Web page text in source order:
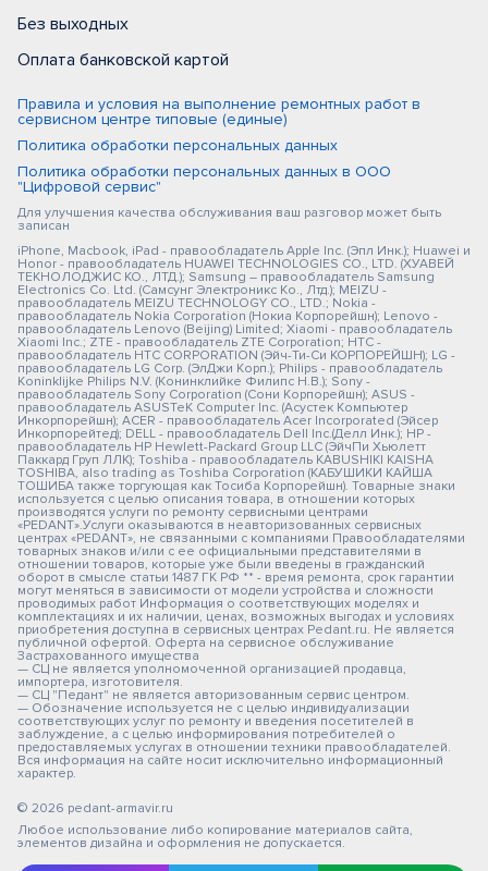
Без выходных
Оплата банковской картой
Правила и условия на выполнение ремонтных работ в
сервисном центре типовые (единые)
Политика обработки персональных данных
Политика обработки персональных данных в ООО
"Цифровой сервис"
Для улучшения качества обслуживания ваш разговор может быть
записан
iPhone, Macbook, iPad - правообладатель Apple Inc. (Эпл Инк.); Huawei и
Honor - правообладатель HUAWEI TECHNOLOGIES CO., LTD. (ХУАВЕЙ
ТЕКНОЛОДЖИС КО., ЛТД.); Samsung – правообладатель Samsung
Electronics Co. Ltd. (Самсунг Электроникс Ко., Лтд.); MEIZU -
правообладатель MEIZU TECHNOLOGY CO., LTD.; Nokia -
правообладатель Nokia Corporation (Нокиа Корпорейшн); Lenovo -
правообладатель Lenovo (Beijing) Limited; Xiaomi - правообладатель
Xiaomi Inc.; ZTE - правообладатель ZTE Corporation; HTC -
правообладатель HTC CORPORATION (Эйч-Ти-Си КОРПОРЕЙШН); LG -
правообладатель LG Corp. (ЭлДжи Корп.); Philips - правообладатель
Koninklijke Philips N.V. (Конинклийке Филипс Н.В.); Sony -
правообладатель Sony Corporation (Сони Корпорейшн); ASUS -
правообладатель ASUSTeK Computer Inc. (Асустек Компьютер
Инкорпорейшн); ACER - правообладатель Acer Incorporated (Эйсер
Инкорпорейтед); DELL - правообладатель Dell Inc.(Делл Инк.); HP -
правообладатель HP Hewlett-Packard Group LLC (ЭйчПи Хьюлетт
Паккард Груп ЛЛК); Toshiba - правообладатель KABUSHIKI KAISHA
TOSHIBA, also trading as Toshiba Corporation (КАБУШИКИ КАЙША
ТОШИБА также торгующая как Тосиба Корпорейшн). Товарные знаки
используется с целью описания товара, в отношении которых
производятся услуги по ремонту сервисными центрами
«PEDANT».Услуги оказываются в неавторизованных сервисных
центрах «PEDANT», не связанными с компаниями Правообладателями
товарных знаков и/или с ее официальными представителями в
отношении товаров, которые уже были введены в гражданский
оборот в смысле статьи 1487 ГК РФ ** - время ремонта, срок гарантии
могут меняться в зависимости от модели устройства и сложности
проводимых работ Информация о соответствующих моделях и
комплектациях и их наличии, ценах, возможных выгодах и условиях
приобретения доступна в сервисных центрах Pedant.ru. Не является
публичной офертой. Оферта на сервисное обслуживание
Застрахованного имущества
— СЦ не является уполномоченной организацией продавца,
импортера, изготовителя.
— СЦ "Педант" не является авторизованным сервис центром.
— Обозначение используется не с целью индивидуализации
соответствующих услуг по ремонту и введения посетителей в
заблуждение, а с целью информирования потребителей о
предоставляемых услугах в отношении техники правообладателей.
Вся информация на сайте носит исключительно информационный
характер.
© 2026 pedant-armavir.ru
Любое использование либо копирование материалов сайта,
элементов дизайна и оформления не допускается.